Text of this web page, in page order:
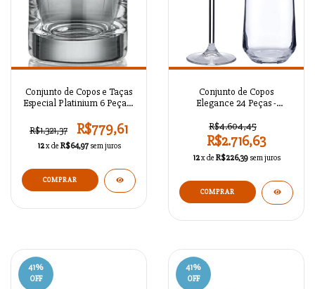
Conjunto de Copos e Taças
Especial Platinium 6 Peças /
R$1.321,37
R$779,61
12x de R$64,97 sem juros
COMPRAR
Conjunto de Copos
Elegance 24 Peças -
R$4.604,45
R$2.716,63
12x de R$226,39 sem juros
COMPRAR
41%
OFF
41%
OFF